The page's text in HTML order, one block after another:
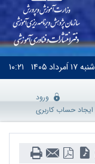
شنبه۱۷ اَمرداد ۱۴۰۵ ۱۰:۲۱
ورود
ایجاد حساب کاربری